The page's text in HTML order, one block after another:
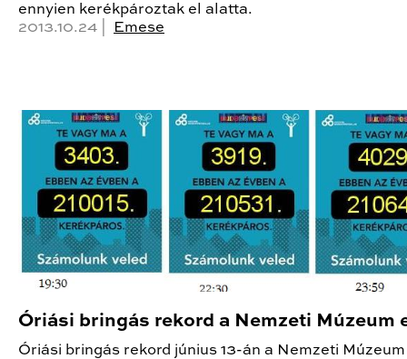
ennyien kerékpároztak el alatta.
2013.10.24 |
Emese
Óriási bringás rekord a Nemzeti Múzeum
Óriási bringás rekord június 13-án a Nemzeti